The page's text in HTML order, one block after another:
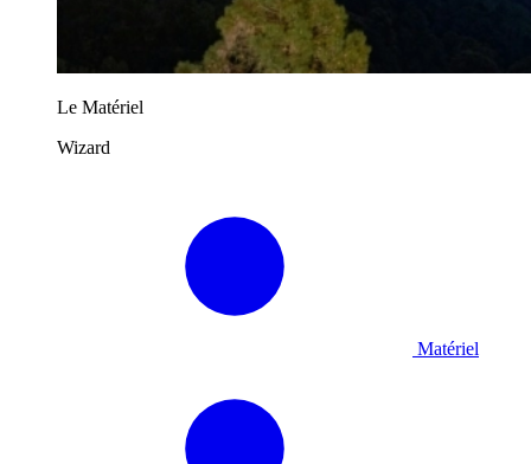
Le Matériel
Wizard
Matériel